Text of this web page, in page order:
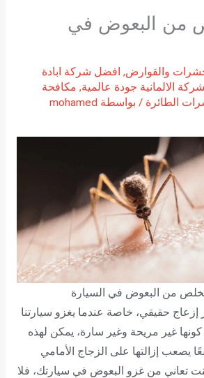
من البعوض في
والقوارض, افضل شركة ابادة
الالمانية جودة عالمية, مكافحة
الطائرة / بواسطة mohamed
من البعوض في السيارة
حقيقي، خاصة عندما يغزو سيارتنا
كونها غير مريحة وغير سارة، يمكن لهذه
يصعب إزالتها على الزجاج الأمامي
تعاني من غزو البعوض في سيارتك، فلا